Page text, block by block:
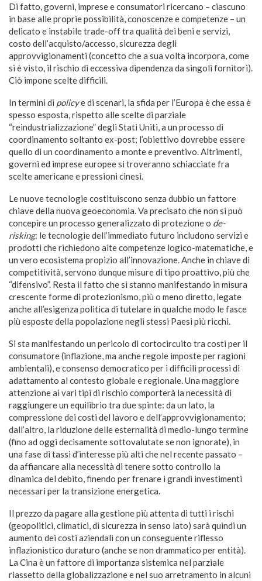
Di fatto, governi, imprese e consumatori ricercano – ciascuno
in base alle proprie possibilità, conoscenze e competenze – un
delicato e instabile trade-off tra qualità dei beni e servizi,
costo dell’acquisto/accesso, sicurezza degli
approvvigionamenti (concetto che a sua volta incorpora, come
si è visto, il rischio di eccessiva dipendenza da singoli fornitori).
Ciò impone scelte difficili.
In termini di policye di scenari, la sfida per l’Europa è che essa è
spesso esposta, rispetto alle scelte di parziale
“reindustrializzazione” degli Stati Uniti, a un processo di
coordinamento soltanto ex-post; l’obiettivo dovrebbe essere
quello di un coordinamento a monte e preventivo. Altrimenti,
governi ed imprese europee si troveranno schiacciate fra
scelte americane e pressioni cinesi.
Le nuove tecnologie costituiscono senza dubbio un fattore
chiave della nuova geoeconomia. Va precisato che non si può
concepire un processo generalizzato di protezione o de-
risking: le tecnologie dell’immediato futuro includono servizi e
prodotti che richiedono alte competenze logico-matematiche, e
un vero ecosistema propizio all’innovazione. Anche in chiave di
competitività, servono dunque misure di tipo proattivo, più che
“difensivo”. Resta il fatto che si stanno manifestando in misura
crescente forme di protezionismo, più o meno diretto, legate
anche all’esigenza politica di tutelare in qualche modo le fasce
più esposte della popolazione negli stessi Paesi più ricchi.
Si sta manifestando un pericolo di cortocircuito tra costi per il
consumatore (inflazione, ma anche regole imposte per ragioni
ambientali), e consenso democratico per i difficili processi di
adattamento al contesto globale e regionale. Una maggiore
attenzione ai vari tipi di rischio comporterà la necessità di
raggiungere un equilibrio tra due spinte: da un lato, la
compressione dei costi del lavoro e dell’approvvigionamento;
dall’altro, la riduzione delle esternalità di medio-lungo termine
(fino ad oggi decisamente sottovalutate se non ignorate), in
una fase di tassi d’interesse più alti che nel recente passato –
da affiancare alla necessità di tenere sotto controllo la
dinamica del debito, finendo per frenare i grandi investimenti
necessari per la transizione energetica.
Il prezzo da pagare alla gestione più attenta di tutti i rischi
(geopolitici, climatici, di sicurezza in senso lato) sarà quindi un
aumento dei costi aziendali con un conseguente riflesso
inflazionistico duraturo (anche se non drammatico per entità).
La Cina è un fattore di importanza sistemica nel parziale
riassetto della globalizzazione e nel suo arretramento in alcuni